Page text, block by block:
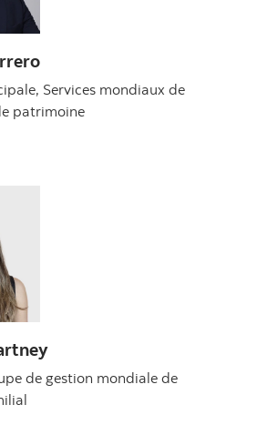
Services mondiaux de
patrimoine
de gestion mondiale de